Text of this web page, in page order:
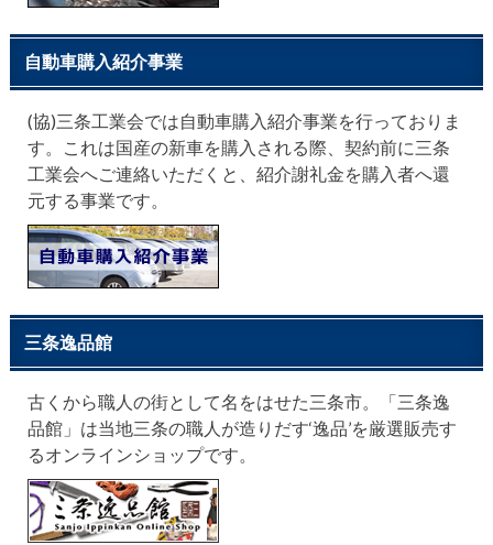
自動車購入紹介事業
(協)三条工業会では自動車購入紹介事業を行っておりま
す。これは国産の新車を購入される際、契約前に三条
工業会へご連絡いただくと、紹介謝礼金を購入者へ還
元する事業です。
三条逸品館
古くから職人の街として名をはせた三条市。「三条逸
品館」は当地三条の職人が造りだす‘逸品’を厳選販売す
るオンラインショップです。